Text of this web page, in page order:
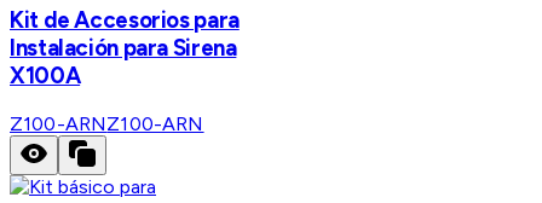
Kit de Accesorios para
Instalación para Sirena
X100A
Z100-ARNZ100-ARN